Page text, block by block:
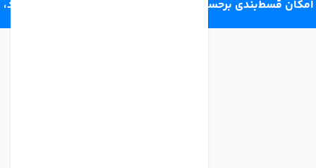
امکان قسط‌بندی برحسب اعتبار ترب‌پی 4 قسط ماهانه. بدون سود،